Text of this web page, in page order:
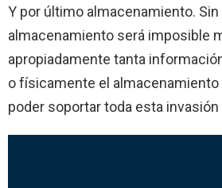
Y por último almacenamiento. Sin
almacenamiento será imposible
apropiadamente tanta
o físicamente el almacenamiento
poder soportar toda esta invasión